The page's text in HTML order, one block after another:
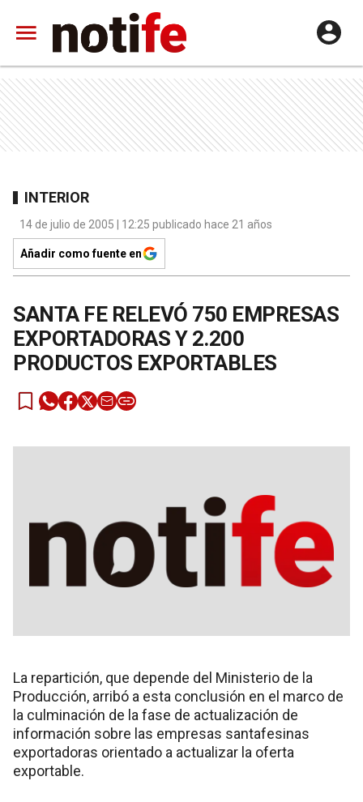
INTERIOR
14 de julio de 2005 | 12:25 publicado hace 21 años
Añadir como fuente en
SANTA FE RELEVÓ 750 EMPRESAS
EXPORTADORAS Y 2.200
PRODUCTOS EXPORTABLES
La repartición, que depende del Ministerio de la
Producción, arribó a esta conclusión en el marco de
la culminación de la fase de actualización de
información sobre las empresas santafesinas
exportadoras orientado a actualizar la oferta
exportable.